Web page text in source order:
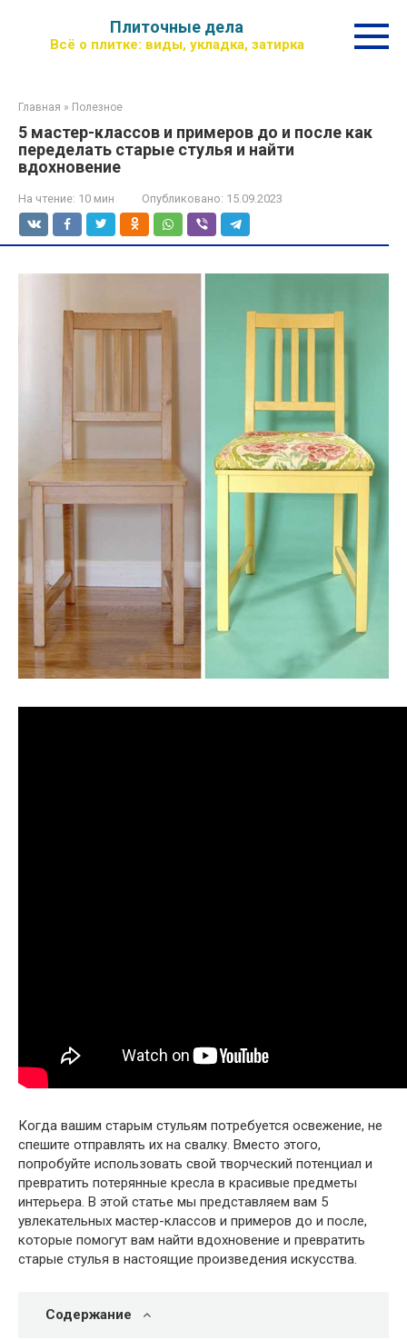
контенту
Плиточные дела
Всё о плитке: виды, укладка, затирка
Главная » Полезное
5 мастер-классов и примеров до и после как
переделать старые стулья и найти
вдохновение
На чтение: 10 мин Опубликовано: 15.09.2023
Когда вашим старым стульям потребуется освежение, не
спешите отправлять их на свалку. Вместо этого,
попробуйте использовать свой творческий потенциал и
превратить потерянные кресла в красивые предметы
интерьера. В этой статье мы представляем вам 5
увлекательных мастер-классов и примеров до и после,
которые помогут вам найти вдохновение и превратить
старые стулья в настоящие произведения искусства.
Содержание